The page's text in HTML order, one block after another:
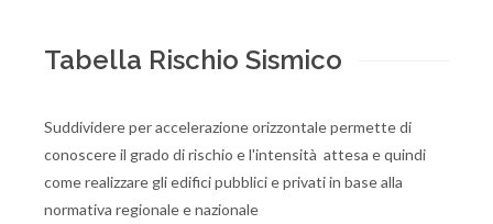
Tabella Rischio Sismico
Suddividere per accelerazione orizzontale permette di
conoscere il grado di rischio e l'intensità attesa e quindi
come realizzare gli edifici pubblici e privati in base alla
normativa regionale e nazionale